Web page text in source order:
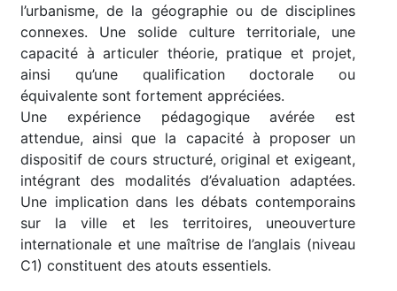
l’urbanisme, de la géographie ou de disciplines
connexes. Une solide culture territoriale, une
capacité à articuler théorie, pratique et projet,
ainsi qu’une qualification doctorale ou
équivalente sont fortement appréciées.
Une expérience pédagogique avérée est
attendue, ainsi que la capacité à proposer un
dispositif de cours structuré, original et exigeant,
intégrant des modalités d’évaluation adaptées.
Une implication dans les débats contemporains
sur la ville et les territoires, uneouverture
internationale et une maîtrise de l’anglais (niveau
C1) constituent des atouts essentiels.